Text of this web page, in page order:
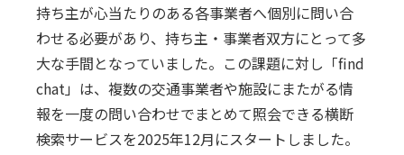
持ち主が心当たりのある各事業者へ個別に問い合
わせる必要があり、持ち主・事業者双方にとって多
大な手間となっていました。この課題に対し「find
chat」は、複数の交通事業者や施設にまたがる情
報を一度の問い合わせでまとめて照会できる横断
検索サービスを2025年12月にスタートしました。